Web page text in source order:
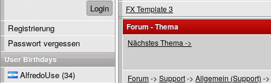
FX Template 3
Forum - Thema
Nächstes Thema ->
Forum-> Support-> Allgemein (Support) -
Registrierung
Passwort vergessen
User Birthdays
AlfredoUse (34)